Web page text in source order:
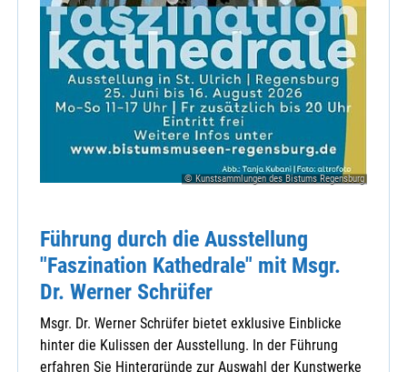
© Kunstsammlungen des Bistums Regensburg
Führung durch die Ausstellung
"Faszination Kathedrale" mit Msgr.
Dr. Werner Schrüfer
Msgr. Dr. Werner Schrüfer bietet exklusive Einblicke
hinter die Kulissen der Ausstellung. In der Führung
erfahren Sie Hintergründe zur Auswahl der Kunstwerke